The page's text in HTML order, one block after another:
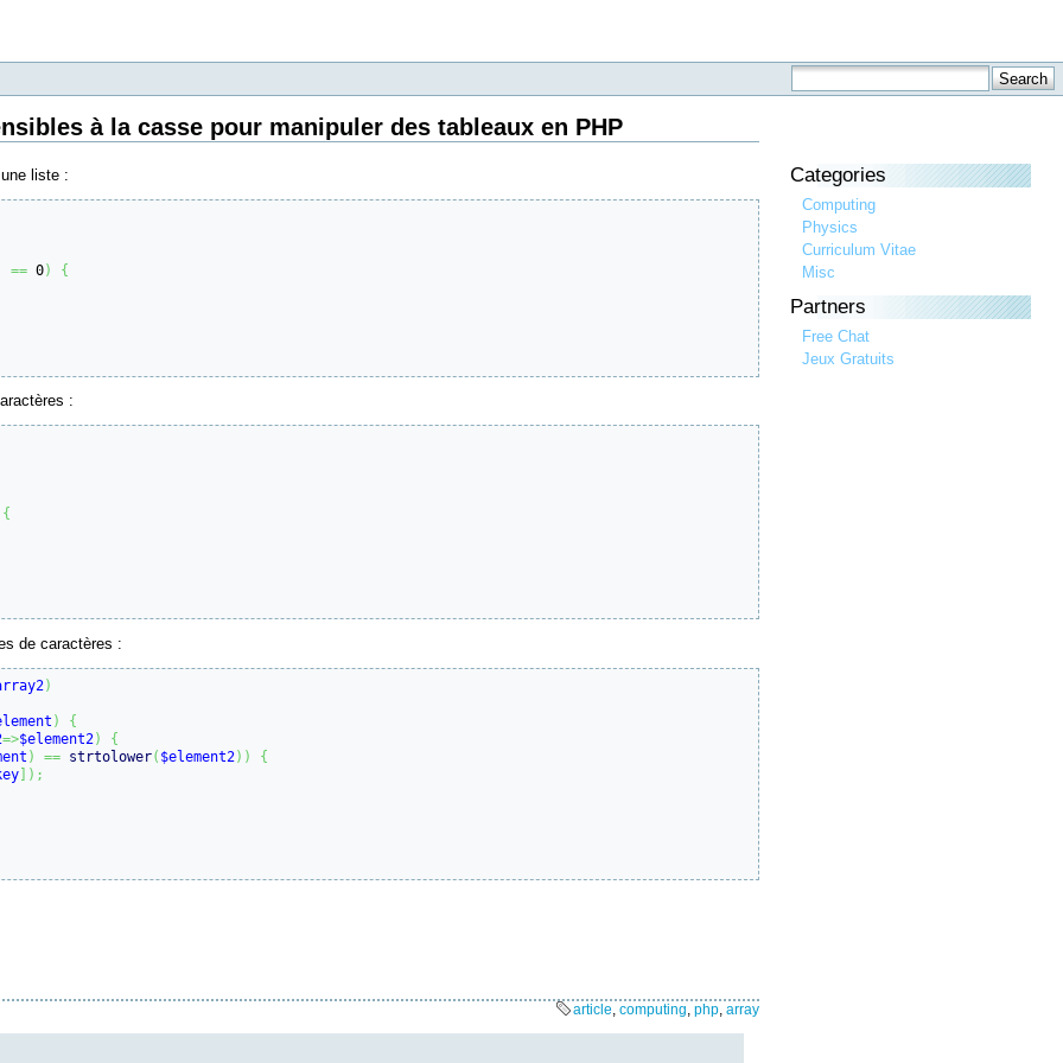
à la casse pour manipuler des tableaux en PHP
liste :
== 0) {
:
{
de caractères :
)
)
{
=>$element2)
{
) == strtolower( $element2) )
{
] ) ;
article, computing, php, array
Categories
Computing
Physics
Curriculum Vitae
Misc
Partners
Free Chat
Jeux Gratuits